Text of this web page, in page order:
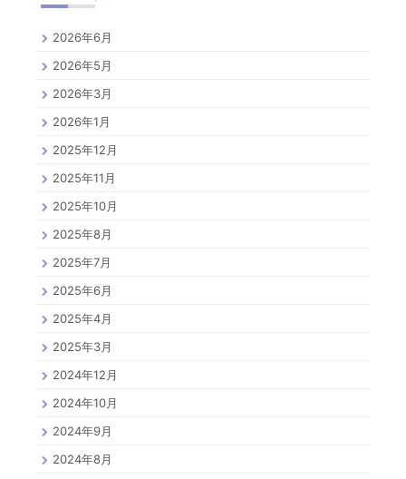
2026年6月
2026年5月
2026年3月
2026年1月
2025年12月
2025年11月
2025年10月
2025年8月
2025年7月
2025年6月
2025年4月
2025年3月
2024年12月
2024年10月
2024年9月
2024年8月